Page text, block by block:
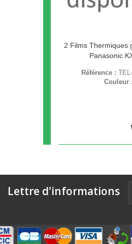
2 Films Thermiques
Panasonic
Référence :
Couleur :
Lettre d'informations